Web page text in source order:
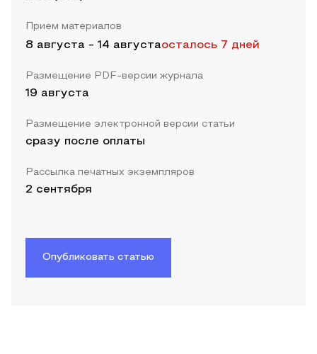
Прием материалов
8 августа - 14 августаосталось 7 дней
Размещение PDF-версии журнала
19 августа
Размещение электронной версии статьи
сразу после оплаты
Рассылка печатных экземпляров
2 сентября
Опубликовать статью